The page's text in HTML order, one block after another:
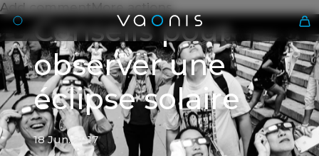
Add commentMore actions
Conseils pour
observer une
éclipse solaire
18 Jun. 2017